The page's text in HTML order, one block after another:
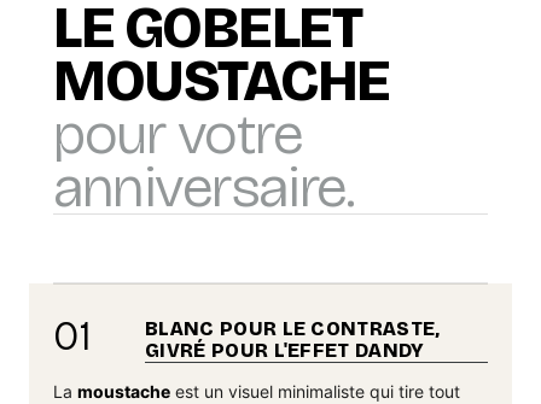
LE GOBELET
MOUSTACHE
pour votre
anniversaire.
01
BLANC POUR LE CONTRASTE,
GIVRÉ POUR L'EFFET DANDY
La moustache est un visuel minimaliste qui tire tout